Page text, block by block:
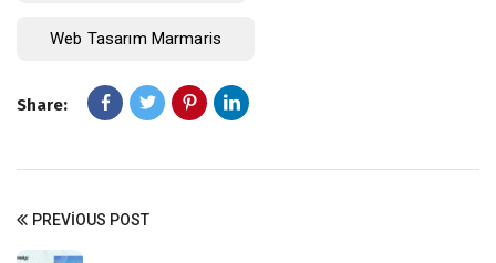
Web Tasarım Marmaris
Share:
PREVIOUS POST